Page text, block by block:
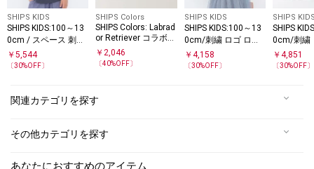
SHIPS KIDS
SHIPS KIDS:100～13
0cm / スペース 刺繍
Tシャツ
￥ 5,544
〔30%OFF〕
SHIPS Colors
SHIPS Colors: Labrad
or Retriever コラボT
シャツ(80～130cm)
￥2,046
〔40%OFF〕
SHIPS KIDS
SHIPS KIDS:100～13
0cm/刺繍 ロゴ ロン
グスリーブ Tシャツ
￥ 4,158
〔30%OFF〕
SHIPS
SHIPS
0cm/刺繍
グスリー
￥4,851
〔30%OFF〕
関連カテゴリを探す
その他カテゴリを探す
あなたにおすすめのアイテム